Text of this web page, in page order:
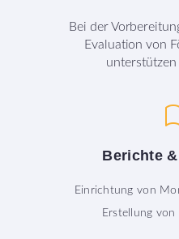
Bei der
Evaluation von
Berichte &
Einrichtung von
Erstellung